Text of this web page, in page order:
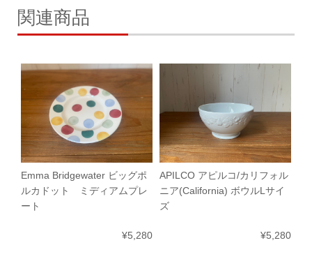
関連商品
Emma Bridgewater ビッグポ
ルカドット ミディアムプレ
ート
¥5,280
APILCO アピルコ/カリフォル
ニア(California) ボウルLサイ
ズ
¥5,280